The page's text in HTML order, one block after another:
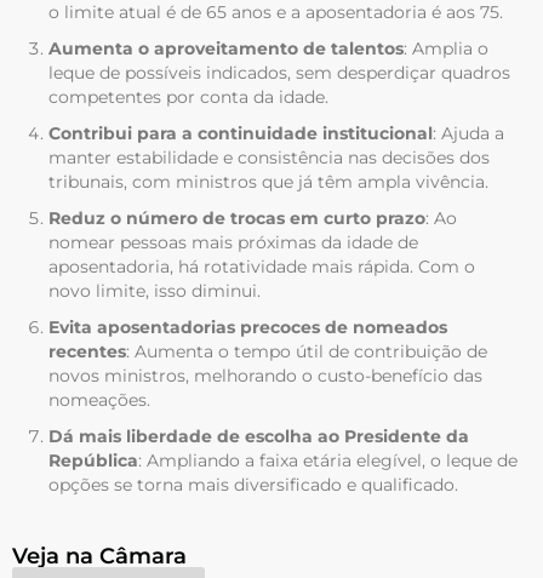
o limite atual é de 65 anos e a aposentadoria é aos 75.
Aumenta o aproveitamento de talentos: Amplia o
leque de possíveis indicados, sem desperdiçar quadros
competentes por conta da idade.
Contribui para a continuidade institucional: Ajuda a
manter estabilidade e consistência nas decisões dos
tribunais, com ministros que já têm ampla vivência.
Reduz o número de trocas em curto prazo: Ao
nomear pessoas mais próximas da idade de
aposentadoria, há rotatividade mais rápida. Com o
novo limite, isso diminui.
Evita aposentadorias precoces de nomeados
recentes: Aumenta o tempo útil de contribuição de
novos ministros, melhorando o custo-benefício das
nomeações.
Dá mais liberdade de escolha ao Presidente da
República: Ampliando a faixa etária elegível, o leque de
opções se torna mais diversificado e qualificado.
Veja na Câmara